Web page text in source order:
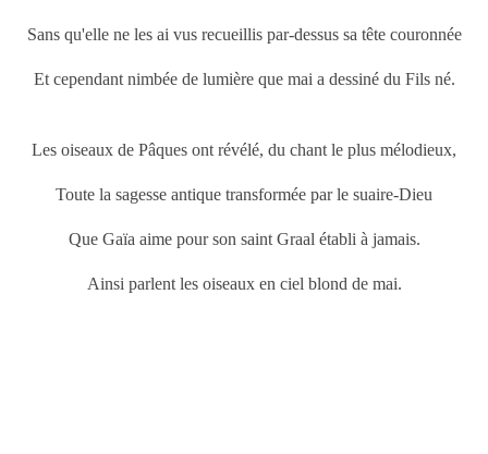
Sans qu'elle ne les ai vus recueillis par-dessus sa tête couronnée
Et cependant nimbée de lumière que mai a dessiné du Fils né.
Les oiseaux de Pâques ont révélé, du chant le plus mélodieux,
Toute la sagesse antique transformée par le suaire-Dieu
Que Gaïa aime pour son saint Graal établi à jamais.
Ainsi parlent les oiseaux en ciel blond de mai.